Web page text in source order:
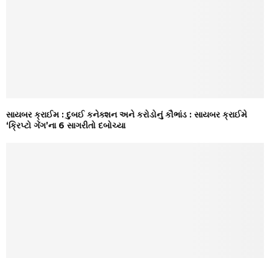
સાયબર ક્રાઈમ : દુબઈ કનેક્શન અને કરોડોનું કૌભાંડ : સાયબર ક્રાઈમે
‘ક્રિપ્ટો ગેંગ’ના 6 સાગરીતો દબોચ્યા